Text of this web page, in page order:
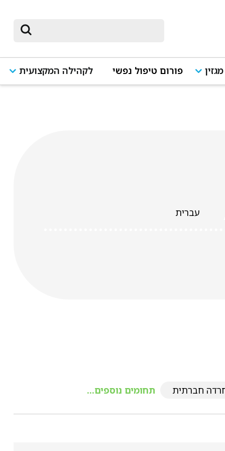
מגזין פורום טיפול נפשי לקהילה המקצועית
עברית
חברתית תחומים נוספים...